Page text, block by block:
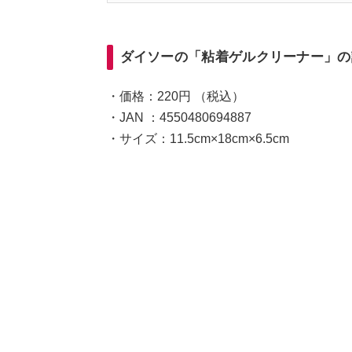
ダイソーの「粘着ゲルクリーナー」
・価格：220円 （税込）
・JAN ：4550480694887
・サイズ：11.5cm×18cm×6.5cm